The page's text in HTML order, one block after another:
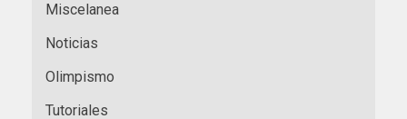
Miscelanea
Noticias
Olimpismo
Tutoriales